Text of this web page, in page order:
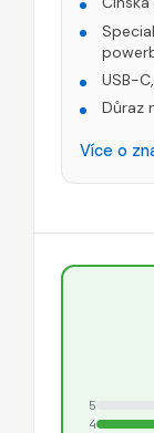
USB-
Důraz
Více o
5
4